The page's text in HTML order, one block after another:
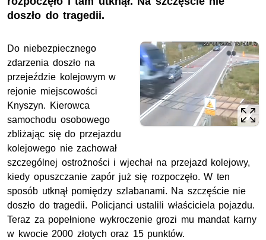
doszło do tragedii.
Do niebezpiecznego
zdarzenia doszło na
przejeździe kolejowym w
rejonie miejscowości
Knyszyn. Kierowca
samochodu osobowego
zbliżając się do przejazdu
kolejowego nie zachował
szczególnej ostrożności i wjechał na przejazd kolejowy,
kiedy opuszczanie zapór już się rozpoczęło. W ten
sposób utknął pomiędzy szlabanami. Na szczęście nie
doszło do tragedii. Policjanci ustalili właściciela pojazdu.
Teraz za popełnione wykroczenie grozi mu mandat karny
w kwocie 2000 złotych oraz 15 punktów.